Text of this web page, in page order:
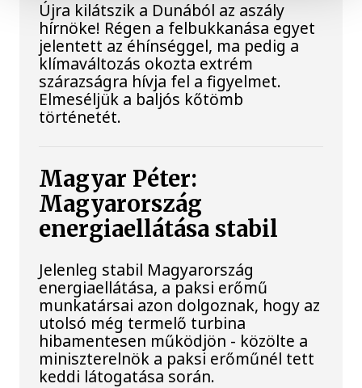
Újra kilátszik a Dunából az aszály
hírnöke! Régen a felbukkanása egyet
jelentett az éhínséggel, ma pedig a
klímaváltozás okozta extrém
szárazságra hívja fel a figyelmet.
Elmeséljük a baljós kőtömb
történetét.
Magyar Péter:
Magyarország
energiaellátása stabil
Jelenleg stabil Magyarország
energiaellátása, a paksi erőmű
munkatársai azon dolgoznak, hogy az
utolsó még termelő turbina
hibamentesen működjön - közölte a
miniszterelnök a paksi erőműnél tett
keddi látogatása során.